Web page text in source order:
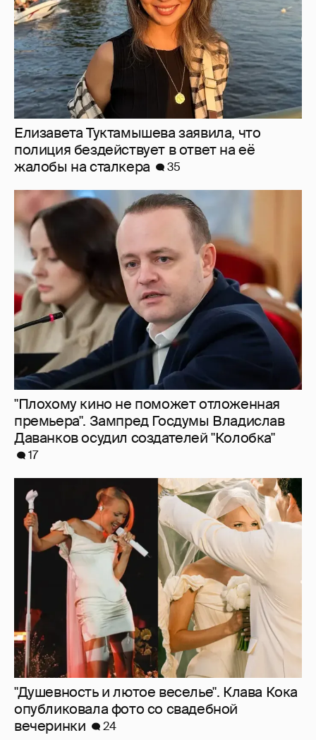
"Плохому кино не поможет отложенная
премьера". Зампред Госдумы Владислав
Даванков осудил создателей "Колобка"
17
"Душевность и лютое веселье". Клава Кока
опубликовала фото со свадебной
вечеринки
24